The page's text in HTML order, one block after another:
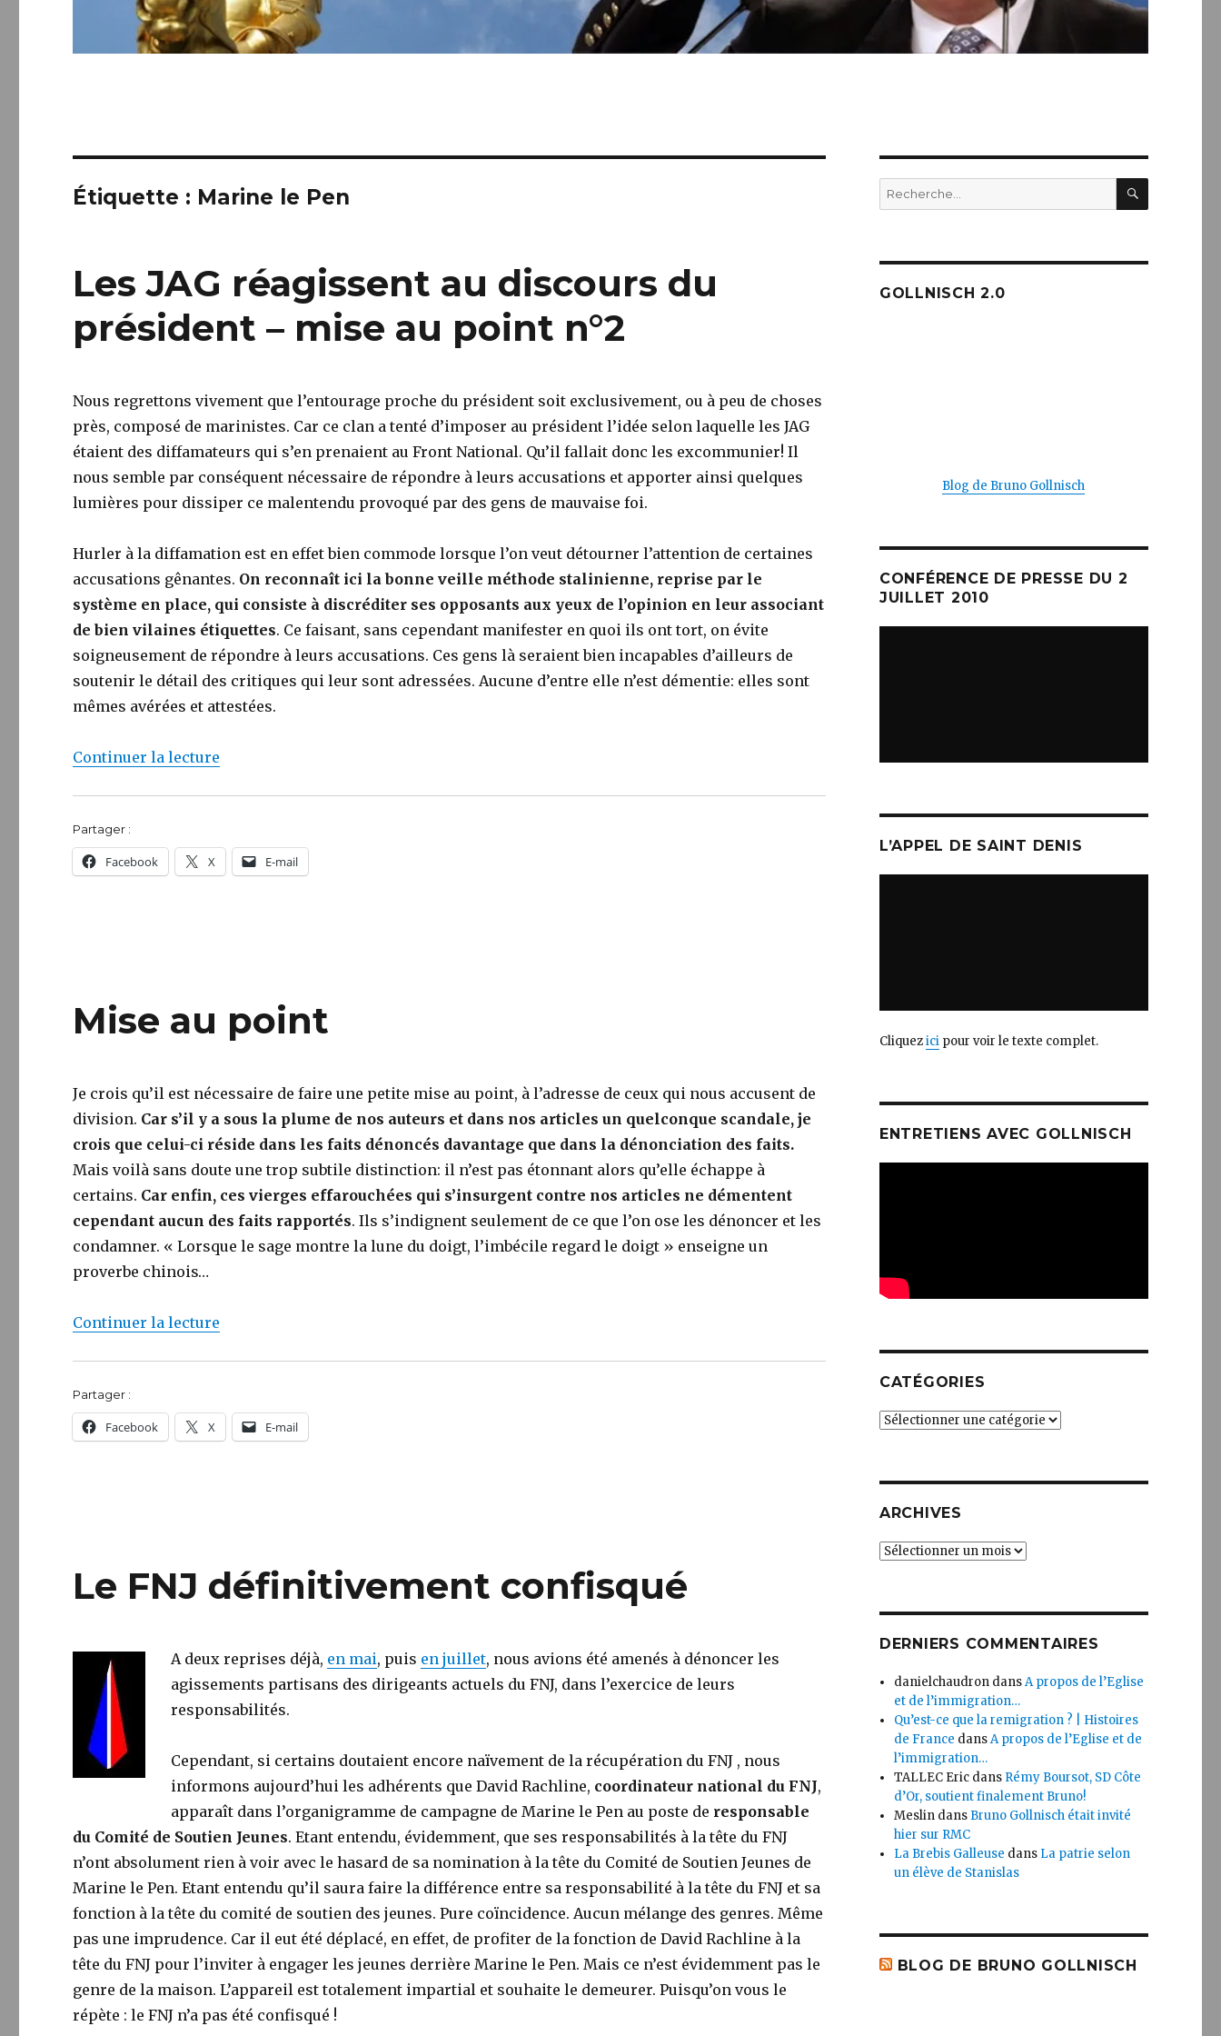
Étiquette : Marine le Pen
Les JAG réagissent au discours du
président – mise au point n°2
Nous regrettons vivement que l’entourage proche du président soit exclusivement, ou à peu de choses
près, composé de marinistes. Car ce clan a tenté d’imposer au président l’idée selon laquelle les JAG
étaient des diffamateurs qui s’en prenaient au Front National. Qu’il fallait donc les excommunier! Il
nous semble par conséquent nécessaire de répondre à leurs accusations et apporter ainsi quelques
lumières pour dissiper ce malentendu provoqué par des gens de mauvaise foi.
Hurler à la diffamation est en effet bien commode lorsque l’on veut détourner l’attention de certaines
accusations gênantes. On reconnaît ici la bonne veille méthode stalinienne, reprise par le
système en place, qui consiste à discréditer ses opposants aux yeux de l’opinion en leur associant
de bien vilaines étiquettes. Ce faisant, sans cependant manifester en quoi ils ont tort, on évite
soigneusement de répondre à leurs accusations. Ces gens là seraient bien incapables d’ailleurs de
soutenir le détail des critiques qui leur sont adressées. Aucune d’entre elle n’est démentie: elles sont
mêmes avérées et attestées.
Continuer la lecture
Partager :
Facebook X E-mail
Mise au point
Je crois qu’il est nécessaire de faire une petite mise au point, à l’adresse de ceux qui nous accusent de
division. Car s’il y a sous la plume de nos auteurs et dans nos articles un quelconque scandale, je
crois que celui-ci réside dans les faits dénoncés davantage que dans la dénonciation des faits.
Mais voilà sans doute une trop subtile distinction: il n’est pas étonnant alors qu’elle échappe à
certains. Car enfin, ces vierges effarouchées qui s’insurgent contre nos articles ne démentent
cependant aucun des faits rapportés. Ils s’indignent seulement de ce que l’on ose les dénoncer et les
condamner. « Lorsque le sage montre la lune du doigt, l’imbécile regard le doigt » enseigne un
proverbe chinois…
Continuer la lecture
Partager :
Facebook X E-mail
Le FNJ définitivement confisqué
A deux reprises déjà, en mai, puis en juillet, nous avions été amenés à dénoncer les
agissements partisans des dirigeants actuels du FNJ, dans l’exercice de leurs
responsabilités.
Cependant, si certains doutaient encore naïvement de la récupération du FNJ , nous
informons aujourd’hui les adhérents que David Rachline, coordinateur national du FNJ,
apparaît dans l’organigramme de campagne de Marine le Pen au poste de responsable
du Comité de Soutien Jeunes. Etant entendu, évidemment, que ses responsabilités à la tête du FNJ
n’ont absolument rien à voir avec le hasard de sa nomination à la tête du Comité de Soutien Jeunes de
Marine le Pen. Etant entendu qu’il saura faire la différence entre sa responsabilité à la tête du FNJ et sa
fonction à la tête du comité de soutien des jeunes. Pure coïncidence. Aucun mélange des genres. Même
pas une imprudence. Car il eut été déplacé, en effet, de profiter de la fonction de David Rachline à la
tête du FNJ pour l’inviter à engager les jeunes derrière Marine le Pen. Mais ce n’est évidemment pas le
genre de la maison. L’appareil est totalement impartial et souhaite le demeurer. Puisqu’on vous le
répète : le FNJ n’a pas été confisqué !
Recherche
pour :
GOLLNISCH 2.0
Blog de Bruno Gollnisch
CONFÉRENCE DE PRESSE DU 2
JUILLET 2010
L’APPEL DE SAINT DENIS
Cliquezicipour voir le texte complet.
ENTRETIENS AVEC GOLLNISCH
CATÉGORIES
Catégories
ARCHIVES
Archives
DERNIERS COMMENTAIRES
danielchaudron dansA propos de l’Eglise
et de l’immigration…
Qu’est-ce que la remigration ? | Histoires
de France dansA propos de l’Eglise et de
l’immigration…
TALLEC Eric dans Rémy Boursot, SD Côte
d’Or, soutient finalement Bruno!
Meslin dans Bruno Gollnisch était invité
hier sur RMC
La Brebis Galleuse dans La patrie selon
un élève de Stanislas
BLOG DE BRUNO GOLLNISCH